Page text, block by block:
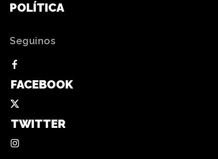
POLÍTICA
Seguinos
FACEBOOK
TWITTER